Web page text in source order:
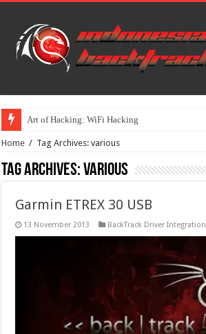
Art of Hacking: WiFi Hacking
Home / Tag Archives: various
Tag Archives:various
Garmin ETREX 30 USB
13 November 2013 BackTrack Driver Integration